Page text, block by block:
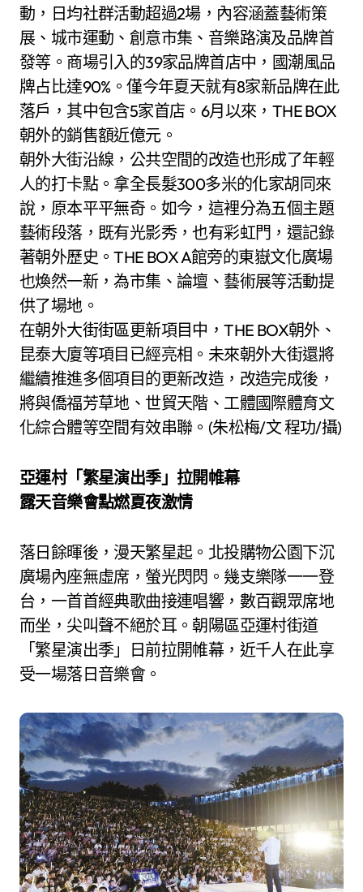
動，日均社群活動超過2場，內容涵蓋藝術策
展、城市運動、創意市集、音樂路演及品牌首
發等。商場引入的39家品牌首店中，國潮風品
牌占比達90%。僅今年夏天就有8家新品牌在此
落戶，其中包含5家首店。6月以來，THE BOX
朝外的銷售額近億元。
朝外大街沿線，公共空間的改造也形成了年輕
人的打卡點。拿全長髮300多米的化家胡同來
說，原本平平無奇。如今，這裡分為五個主題
藝術段落，既有光影秀，也有彩虹門，還記錄
著朝外歷史。THE BOX A館旁的東嶽文化廣場
也煥然一新，為市集、論壇、藝術展等活動提
供了場地。
在朝外大街街區更新項目中，THE BOX朝外、
昆泰大廈等項目已經亮相。未來朝外大街還將
繼續推進多個項目的更新改造，改造完成後，
將與僑福芳草地、世貿天階、工體國際體育文
化綜合體等空間有效串聯。(朱松梅/文 程功/攝)
亞運村「繁星演出季」拉開帷幕
露天音樂會點燃夏夜激情
落日餘暉後，漫天繁星起。北投購物公園下沉
廣場內座無虛席，螢光閃閃。幾支樂隊一一登
台，一首首經典歌曲接連唱響，數百觀眾席地
而坐，尖叫聲不絕於耳。朝陽區亞運村街道
「繁星演出季」日前拉開帷幕，近千人在此享
受一場落日音樂會。